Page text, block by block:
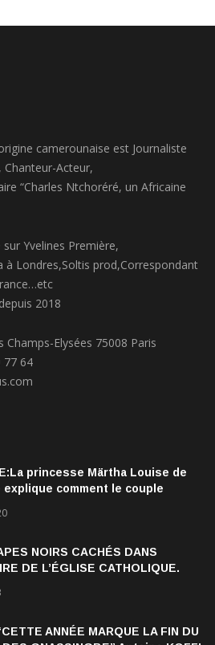
camerounaise est Journaliste
Acteur,
“Charles Ntchoréré, un Africaine
Yvelines Première,
à Londres,Soltis prod,Correspondant
2018
Champs-Elysées 75008 Paris
77 64
princesse Märtha Louise de
explique comment le couple
a ouvert les yeux sur le racisme
NOIRS CACHÉS DANS
DE L’ÉGLISE CATHOLIQUE.
ANNÉE MARQUE LA FIN DU